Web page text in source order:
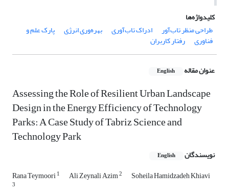
کلیدواژه‌ها
طراحی منظر تاب‌آور
ادراک تاب‌آوری بهره‌وری انرژی پارک علم و
فناوری رفتار کاربران
عنوان مقاله English
Assessing the Role of Resilient Urban Landscape
Design in the Energy Efficiency of Technology
Parks: A Case Study of Tabriz Science and
Technology Park
نویسندگان English
Rana Teymoori1 Ali Zeynali Azim2 Soheila Hamidzadeh Khiavi
3